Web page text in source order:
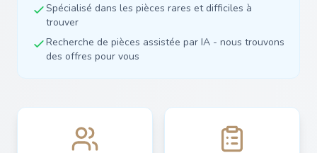
Spécialisé dans les pièces rares et difficiles à
trouver
Recherche de pièces assistée par IA - nous trouvons
des offres pour vous